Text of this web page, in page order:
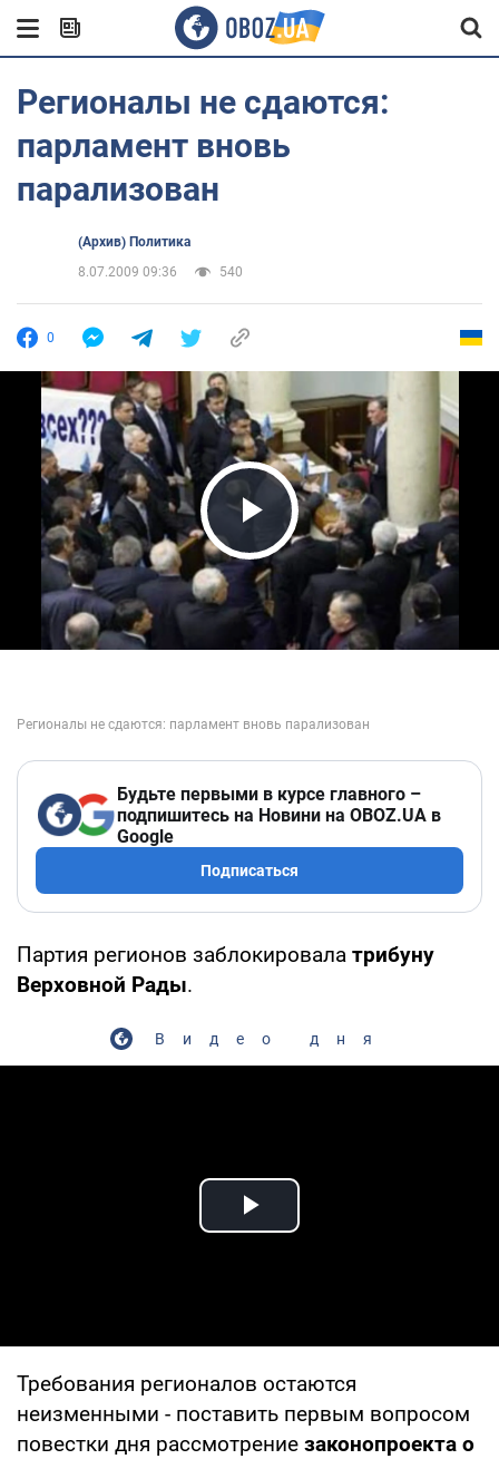
Регионалы не сдаются:
парламент вновь
парализован
(Архив) Политика
8.07.2009 09:36
540
0
Play Video
Будьте первыми в курсе главного –
подпишитесь на Новини на OBOZ.UA в
Google
Подписаться
Партия регионов заблокировала трибуну
Верховной Рады.
Видео дня
Play Video
Требования регионалов остаются
неизменными - поставить первым вопросом
повестки дня рассмотрение законопроекта о